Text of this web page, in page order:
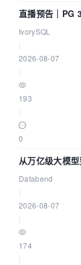
直播预告｜PG
IvorySQL
2026-08-07
193
0
从万亿级大模
Databend
2026-08-07
174